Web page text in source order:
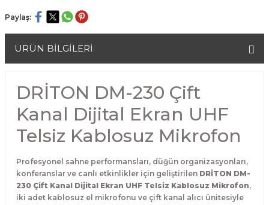
Paylaş:
ÜRÜN BİLGİLERİ
DRİTON DM-230 Çift
Kanal Dijital Ekran UHF
Telsiz Kablosuz Mikrofon
Profesyonel sahne performansları, düğün organizasyonları,
konferanslar ve canlı etkinlikler için geliştirilen DRİTON DM-
230 Çift Kanal Dijital Ekran UHF Telsiz Kablosuz Mikrofon,
iki adet kablosuz el mikrofonu ve çift kanal alıcı ünitesiyle